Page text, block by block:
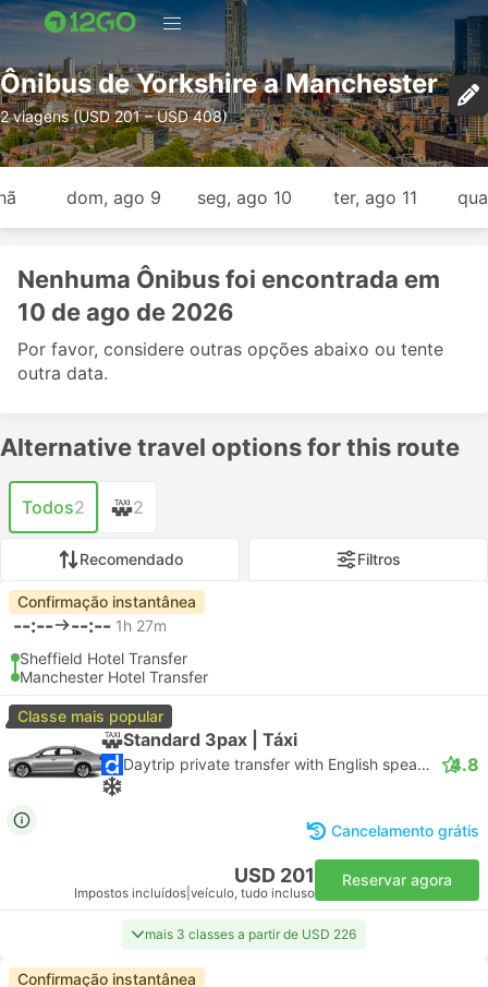
Ônibus de Yorkshire a Manchester
2 viagens (USD 201 – USD 408)
dom, ago 9 seg, ago 10 ter, ago 11
Nenhuma Ônibus foi encontrada em
10 de ago de 2026
Por favor, considere outras opções abaixo ou tente
outra data.
Alternative travel options for this route
Todos2 2
Recomendado Filtros
Confirmação instantânea
--:-- --:-- 1h 27m
Sheffield Hotel Transfer
Manchester Hotel Transfer
Classe mais popular
Standard 3pax | Táxi
Daytrip private transfer with English speaking driver 4.8
Cancelamento grátis
USD 201
Impostos incluídos veículo, tudo incluso
Reservar agora
mais 3 classes a partir de USD 226
Confirmação instantânea